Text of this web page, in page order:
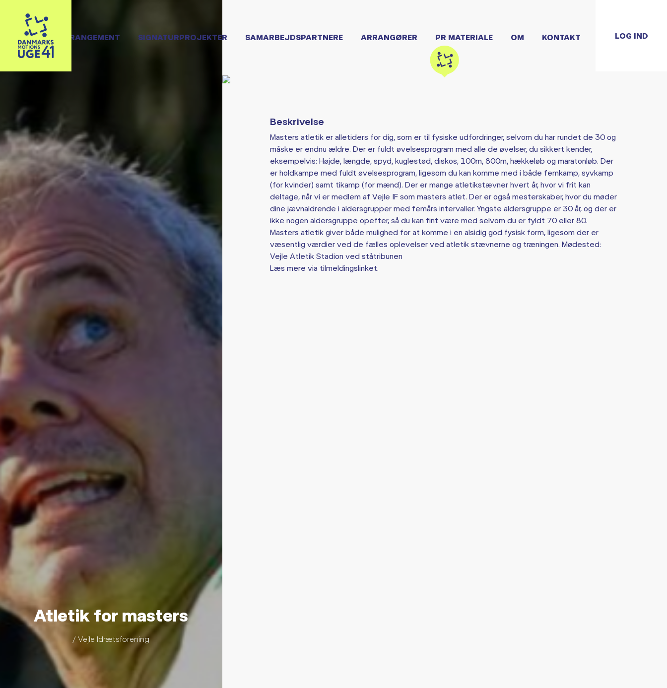
OPRET ARRANGEMENT SIGNATURPROJEKTER SAMARBEJDSPARTNERE ARRANGØRER PR MATERIALE OM KONTAKT LOG IND
Atletik for masters
/ Vejle Idrætsforening
Beskrivelse
Masters atletik er alletiders for dig, som er til fysiske udfordringer, selvom du har rundet de 30 og
måske er endnu ældre. Der er fuldt øvelsesprogram med alle de øvelser, du sikkert kender,
eksempelvis: Højde, længde, spyd, kuglestød, diskos, 100m, 800m, hækkeløb og maratonløb. Der
er holdkampe med fuldt øvelsesprogram, ligesom du kan komme med i både femkamp, syvkamp
(for kvinder) samt tikamp (for mænd). Der er mange atletikstævner hvert år, hvor vi frit kan
deltage, når vi er medlem af Vejle IF som masters atlet. Der er også mesterskaber, hvor du møder
dine jævnaldrende i aldersgrupper med femårs intervaller. Yngste aldersgruppe er 30 år, og der er
ikke nogen aldersgruppe opefter, så du kan fint være med selvom du er fyldt 70 eller 80.
Masters atletik giver både mulighed for at komme i en alsidig god fysisk form, ligesom der er
væsentlig værdier ved de fælles oplevelser ved atletik stævnerne og træningen. Mødested:
Vejle Atletik Stadion ved ståtribunen
Læs mere via tilmeldingslinket.